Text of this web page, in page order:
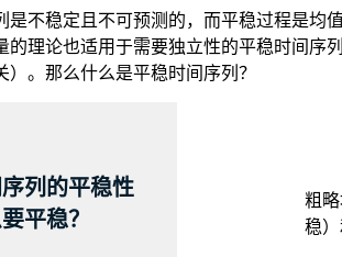
是不稳定且不可预测的，而平稳过程是均
的理论也适用于需要独立性的平稳时间序
）。那么什么是平稳时间序列？
列的平稳性
平稳？
粗
稳